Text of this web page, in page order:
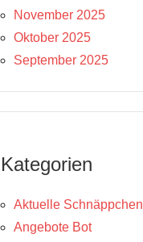
November 2025
Oktober 2025
September 2025
Kategorien
Aktuelle Schnäppchen
Angebote Bot